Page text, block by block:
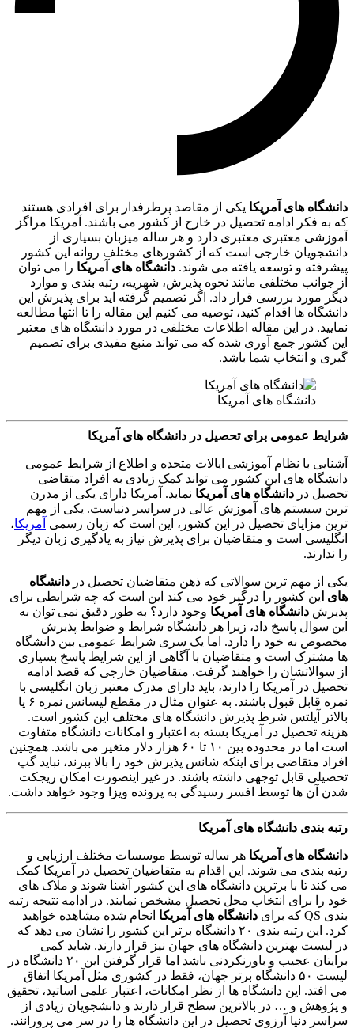
دانشگاه های آمریکا یکی از مقاصد پرطرفدار برای افرادی هستند
که به فکر ادامه تحصیل در خارج از کشور می باشند. آمریکا مراگز
آموزشی معتبری معتبری دارد و هر ساله میزبان بسیاری از
دانشجویان خارجی است که از کشورهای مختلف روانه این کشور
پیشرفته و توسعه یافته می شوند. دانشگاه های آمریکا را می توان
از جوانب مختلفی مانند نحوه پذیرش، شهریه، رتبه بندی و موارد
دیگر مورد بررسی قرار داد. اگر تصمیم گرفته اید برای پذیرش این
دانشگاه ها اقدام کنید، توصیه می کنیم این مقاله را تا انتها مطالعه
نمایید. در این مقاله اطلاعات مختلفی در مورد دانشگاه های معتبر
این کشور جمع آوری شده که می تواند منبع مفیدی برای تصمیم
گیری و انتخاب شما باشد.
دانشگاه های آمریکا
شرایط عمومی برای تحصیل در دانشگاه های آمریکا
آشنایی با نظام آموزشی ایالات متحده و اطلاع از شرایط عمومی
دانشگاه های این کشور می تواند کمک زیادی به افراد متقاضی
تحصیل در دانشگاه های آمریکا نماید. آمریکا دارای یکی از مدرن
ترین سیستم های آموزش عالی در سراسر دنیاست. یکی از مهم
ترین مزایای تحصیل در این کشور، این است که زبان رسمی آمریکا،
انگلیسی است و متقاضیان برای پذیرش نیاز به یادگیری زبان دیگر
را ندارند.
یکی از مهم ترین سوالاتی که ذهن متقاضیان تحصیل در دانشگاه
های ا ین کشور را درگیر خود می کند این است که چه شرایطی برای
پذیرش دانشگاه های آمریکا وجود دارد؟ به طور دقیق نمی توان به
این سوال پاسخ داد، زیرا هر دانشگاه شرایط و ضوابط پذیرش
مخصوص به خود را دارد. اما یک سری شرایط عمومی بین دانشگاه
ها مشترک است و متقاضیان با آگاهی از این شرایط پاسخ بسیاری
از سوالاتشان را خواهند گرفت. متقاضیان خارجی که قصد ادامه
تحصیل در آمریکا را دارند، باید دارای مدرک معتبر زبان انگلیسی با
نمره قابل قبول باشند. به عنوان مثال در مقطع لیسانس نمره ۶ یا
بالاتر آیلتس شرط پذیرش دانشگاه های مختلف این کشور است.
هزینه تحصیل در آمریکا بسته به اعتبار و امکانات دانشگاه متفاوت
است اما در محدوده بین ۱۰ تا ۶۰ هزار دلار متغیر می باشد. همچنین
افراد متقاضی برای اینکه شانس پذیرش خود را بالا ببرند، نباید گپ
تحصیلی قابل توجهی داشته باشند. در غیر اینصورت امکان ریجکت
شدن آن ها توسط افسر رسیدگی به پرونده ویزا وجود خواهد داشت.
رتبه بندی دانشگاه های آمریکا
دانشگاه های آمریکا هر ساله توسط موسسات مختلف ارزیابی و
رتبه بندی می شوند. این اقدام به متقاضیان تحصیل در آمریکا کمک
می کند تا با برترین دانشگاه های این کشور آشنا شوند و ملاک های
خود را برای انتخاب محل تحصیل مشخص نمایند. در ادامه نتیجه رتبه
بندی QS که برای
دانشگاه های آمریکا انجام شده مشاهده خواهید
کرد. این رتبه بندی ۲۰ دانشگاه برتر این کشور را نشان می دهد که
در لیست بهترین دانشگاه های جهان نیز قرار دارند. شاید کمی
برایتان عجیب و باورنکردنی باشد اما قرار گرفتن این ۲۰ دانشگاه در
لیست ۵۰ دانشگاه برتر جهان، فقط در کشوری مثل آمریکا اتفاق
می افتد. این دانشگاه ها از نظر امکانات، اعتبار علمی اساتید، تحقیق
و پژوهش و … در بالاترین سطح قرار دارند و دانشجویان زیادی از
سراسر دنیا آرزوی تحصیل در این دانشگاه ها را در سر می پرورانند.